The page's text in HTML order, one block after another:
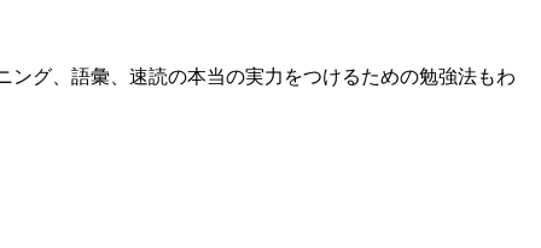
ング、語彙、速読の本当の実力をつけるための勉強法もわ